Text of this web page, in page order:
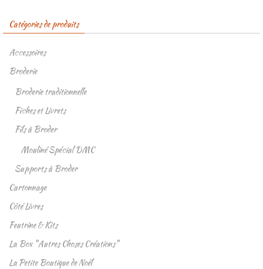
Catégories de produits
Accessoires
Broderie
Broderie traditionnelle
Fiches et Livrets
Fils à Broder
Mouliné Spécial DMC
Supports à Broder
Cartonnage
Côté Livres
Feutrine & Kits
La Box "Autres Choses Créations"
La Petite Boutique de Noël